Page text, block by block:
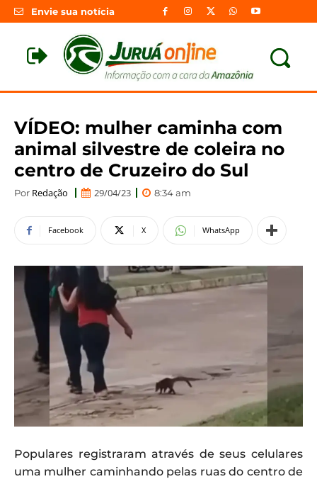
Envie sua notícia
VÍDEO: mulher caminha com
animal silvestre de coleira no
centro de Cruzeiro do Sul
Por Redação 29/04/23 8:34 am
Facebook X WhatsApp
Populares registraram através de seus celulares
uma mulher caminhando pelas ruas do centro de